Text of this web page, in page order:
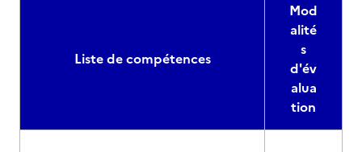
Liste de compétences
Mod
alité
s
d'év
alua
tion